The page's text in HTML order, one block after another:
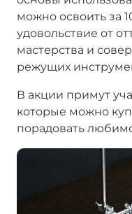
можно освоить за
удовольствие от
мастерства и
режущих
В акции примут
которые можно
порадовать